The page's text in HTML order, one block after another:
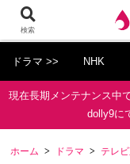
ドラマ >> NHK
現在長期メンテナンス中
dolly9に
ホーム ドラマ テレ
検索